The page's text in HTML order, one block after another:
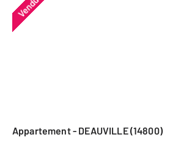
Vendu
Appartement - DEAUVILLE (14800)